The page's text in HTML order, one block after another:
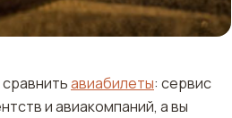
авиабилеты: сервис
и авиакомпаний, а вы